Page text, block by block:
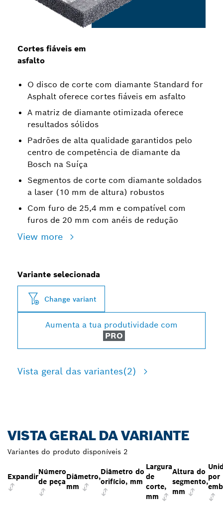
Cortes fiáveis em
asfalto
O disco de corte com diamante Standard for
Asphalt oferece cortes fiáveis em asfalto
A matriz de diamante otimizada oferece
resultados sólidos
Padrões de alta qualidade garantidos pelo
centro de competência de diamante da
Bosch na Suíça
Segmentos de corte com diamante soldados
a laser (10 mm de altura) robustos
Com furo de 25,4 mm e compatível com
furos de 20 mm com anéis de redução
View more
Variante selecionada
Change variant
Aumenta a tua produtividade com
PRO
Vista geral das variantes(2)
VISTA GERAL DA VARIANTE
Variantes do produto disponíveis 2
Expandir
Número
de peça
Diâmetro,
mm
Diâmetro do
orifício, mm
Largura
de
corte,
mm
Altura do
segmento,
mm
por